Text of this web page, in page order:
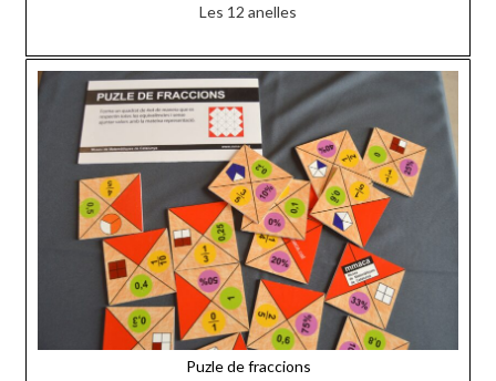
Les 12 anelles
Puzle de fraccions